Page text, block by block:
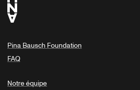
Pina Bausch Foundation
FAQ
Notre équipe